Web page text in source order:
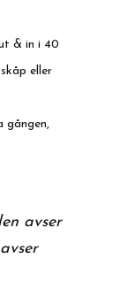
& in i 40
eller
gången,
avser